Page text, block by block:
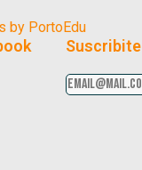
by PortoEdu
Suscribite